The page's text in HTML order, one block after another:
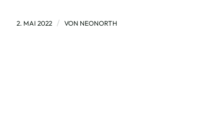
2. MAI 2022 / VON NEONORTH